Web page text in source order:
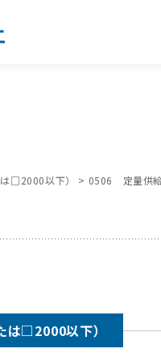
□2000以下） > 0506 定量供
は□2000以下）